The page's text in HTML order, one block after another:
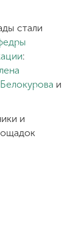
стали
:
и
и